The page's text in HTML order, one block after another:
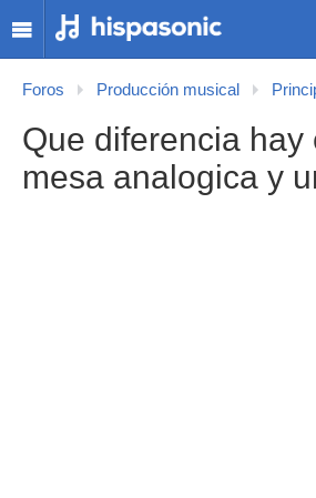
Foros Producción musical
Que diferencia hay
mesa analogica y